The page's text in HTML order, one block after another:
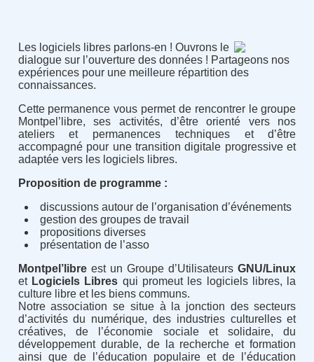
Les logiciels libres parlons-en ! Ouvrons le
dialogue sur l’ouverture des données ! Partageons nos
expériences pour une meilleure répartition des
connaissances.
Cette permanence vous permet de rencontrer le groupe
Montpel’libre, ses activités, d’être orienté vers nos
ateliers et permanences techniques et d’être
accompagné pour une transition digitale progressive et
adaptée vers les logiciels libres.
Proposition de programme :
discussions autour de l’organisation d’événements
gestion des groupes de travail
propositions diverses
présentation de l’asso
Montpel’libreest un Groupe d’UtilisateursGNU/Linux
et Logiciels Libres qui promeut les logiciels libres, la
culture libre et les biens communs.
Notre association se situe à la jonction des secteurs
d’activités du numérique, des industries culturelles et
créatives, de l’économie sociale et solidaire, du
développement durable, de la recherche et formation
ainsi que de l’éducation populaire et de l’éducation